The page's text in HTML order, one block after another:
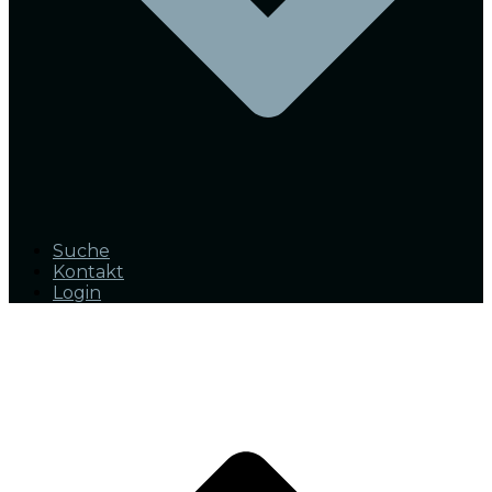
Suche
Kontakt
Login